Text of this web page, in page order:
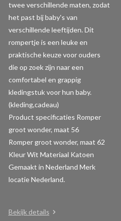
twee verschillende maten, zodat
het past bij baby's van
verschillende leeftijden. Dit
rompertje is een leuke en
praktische keuze voor ouders
die op zoek zijn naar een
comfortabel en grappig
kledingstuk voor hun baby.
(kleding,cadeau)
Product specificaties Romper
groot wonder, maat 56
Romper groot wonder, maat 62
Kleur Wit Materiaal Katoen
Gemaakt in Nederland Merk
locatie Nederland.
Bekijk details